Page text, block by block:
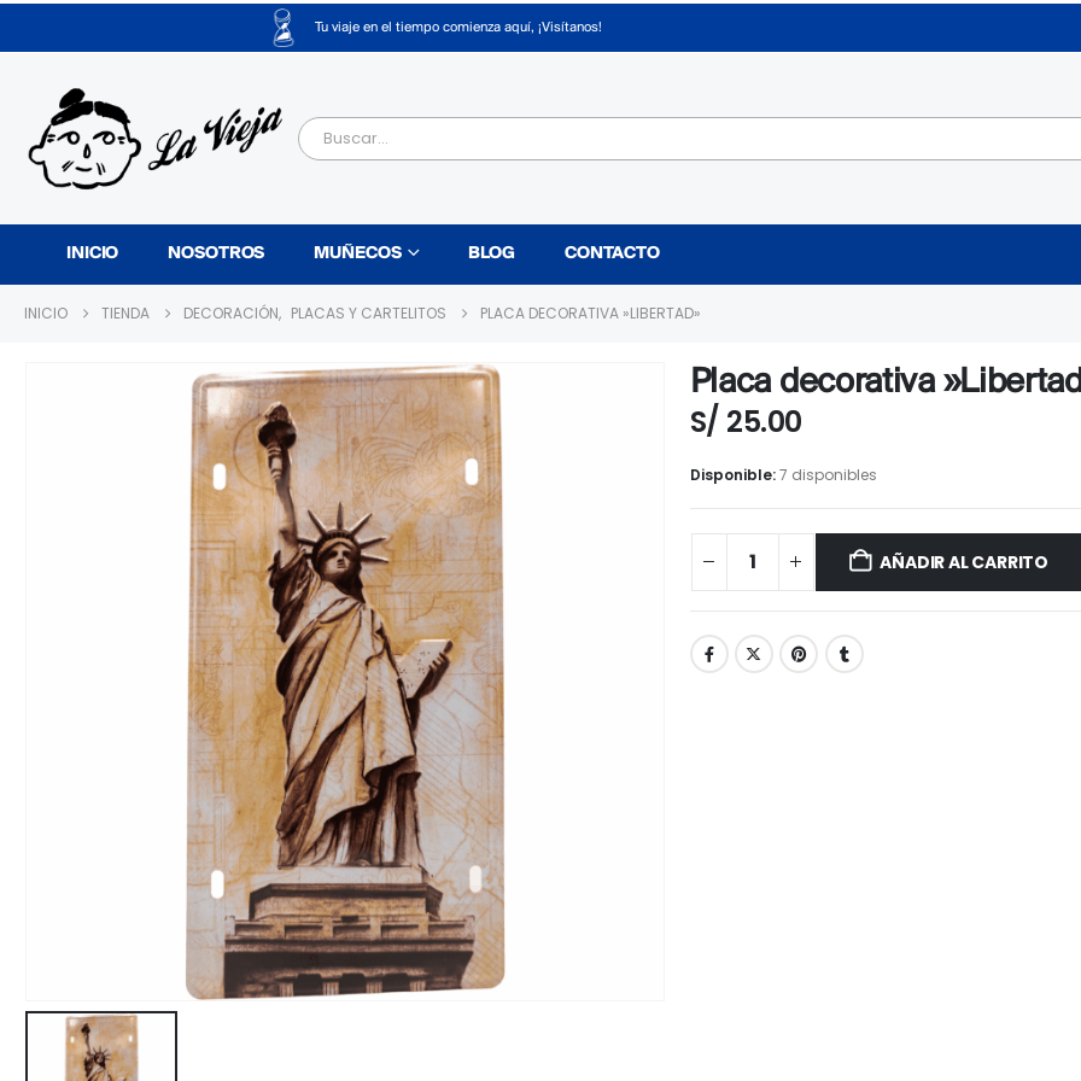
Tu viaje en el tiempo comienza aquí, ¡Visítanos!
INICIO NOSOTROS MUÑECOS BLOG CONTACTO
INICIO TIENDA DECORACIÓN, PLACAS Y CARTELITOS PLACA DECORATIVA »LIBERTAD»
Placa decorativa
S/ 25.00
Disponible:7 disponibles
AÑADIR AL CARRITO